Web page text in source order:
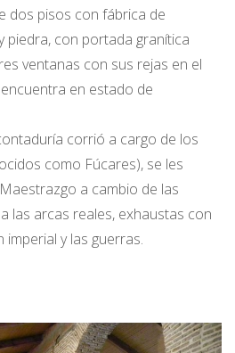
dos pisos con fábrica de
piedra, con portada granítica
ventanas con sus rejas en el
en estado de
corrió a cargo de los
como Fúcares), se les
a cambio de las
las arcas reales, exhaustas con
y las guerras.